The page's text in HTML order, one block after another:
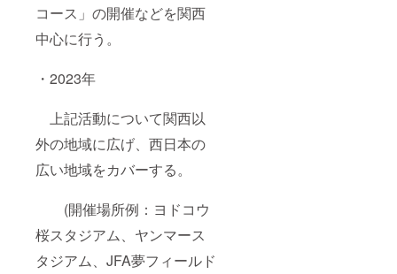
コース」の開催などを関西
中心に行う。
・2023年
上記活動について関西以
外の地域に広げ、西日本の
広い地域をカバーする。
(開催場所例：ヨドコウ
桜スタジアム、ヤンマース
タジアム、JFA夢フィールド